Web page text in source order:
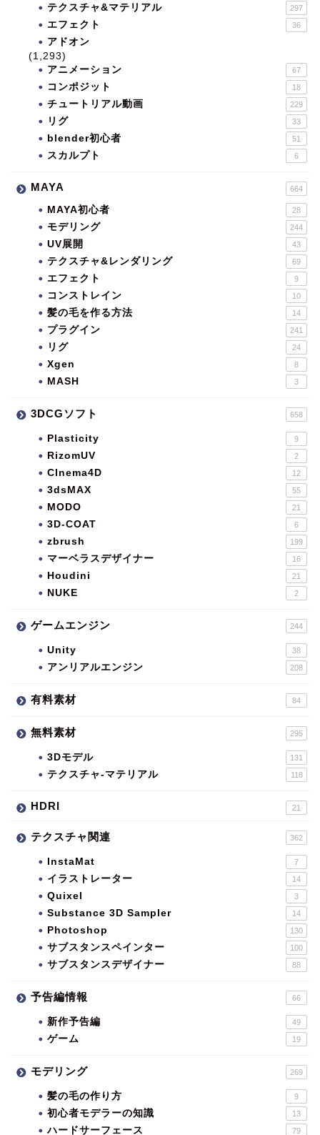
テクスチャ&マテリアル 297
エフェクト 36
アドオン
(1,293)
アニメーション
67
コンポジット 18
チュートリアル動画 229
リグ 33
blender初心者 51
スカルプト 6
MAYA 664
MAYA初心者 28
モデリング 244
UV展開 43
テクスチャ&レンダリング 69
エフェクト 9
コンストレイン 10
髪の毛を作る方法 14
プラグイン 241
リグ 24
Xgen 8
MASH 3
3DCGソフト 658
Plasticity 9
RizomUV 2
CInema4D 12
3dsMAX 55
MODO 21
3D-COAT 6
zbrush 199
マーベラスデザイナー 16
Houdini 21
NUKE 2
ゲームエンジン 244
Unity 38
アンリアルエンジン 208
有料素材 84
無料素材 295
3Dモデル 131
テクスチャ-マテリアル 118
HDRI 21
テクスチャ関連 362
InstaMat 7
イラストレーター 14
Quixel 3
Substance 3D Sampler 14
Photoshop 130
サブスタンスペインター 100
サブスタンスデザイナー 88
予告編情報 66
新作予告編 49
ゲーム 19
モデリング 269
髪の毛の作り方 9
初心者モデラーの知識 13
ハードサーフェース 79